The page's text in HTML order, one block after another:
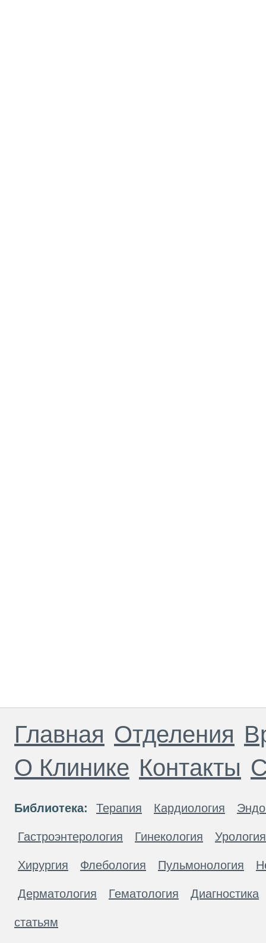
Главная Отделения
О Клинике Контакты
Библиотека: Терапия Кардиология
Гастроэнтерология Гинекология Урология
Хирургия Флебология Пульмонология
Дерматология Гематология Диагностика
статьям